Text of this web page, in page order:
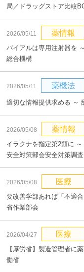
局／ドラッグストア比較
2026/05/11 薬情報
バイアルは専用注射器を
総合機構
2026/05/11 薬機法
適切な情報提供求める ～
2026/05/08 薬情報
イラクナを指定第2類に
安全対策部会安全対策調
2026/05/08 医療
要改善学部あれば「不適
省作業部会
2026/04/27 医療
【厚労省】製造管理者
働省